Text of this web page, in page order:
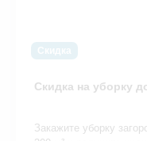
Скидка
Скидка на уборку
Закажите уборку